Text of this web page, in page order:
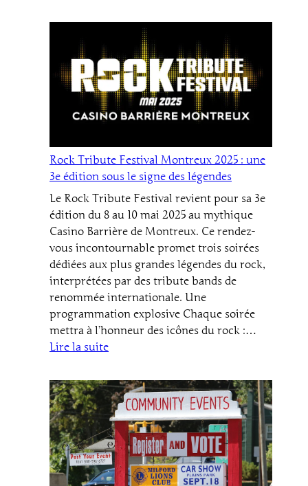
faire
Montreux
les
expériences
à
pas
manquer
au
bord
du
Léman
Rock Tribute Festival Montreux 2025 : une
3e édition sous le signe des légendes
Le Rock Tribute Festival revient pour sa 3e
édition du 8 au 10 mai 2025 au mythique
Casino Barrière de Montreux. Ce rendez-
vous incontournable promet trois soirées
dédiées aux plus grandes légendes du rock,
interprétées par des tribute bands de
renommée internationale. Une
programmation explosive Chaque soirée
mettra à l’honneur des icônes du rock :…
Lire la suite:
Tribute
Festival
Montreux
2025
:
une
3e